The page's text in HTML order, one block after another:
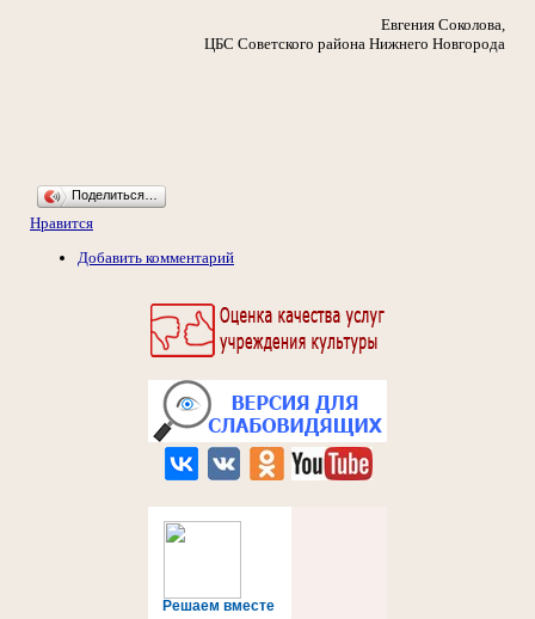
Решаем вместе
Евгения Соколова,
ЦБС Советского района Нижнего Новгорода
Поделиться…
Нравится
Добавить комментарий